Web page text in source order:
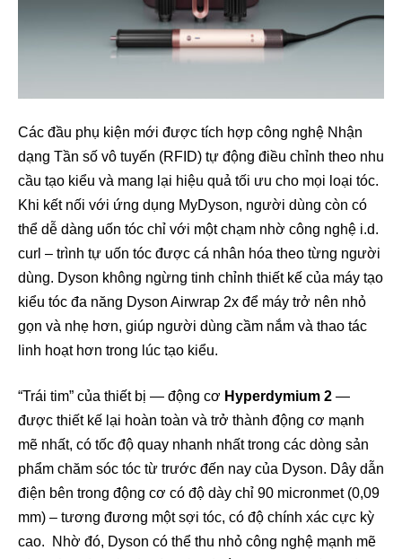
Các đầu phụ kiện mới được tích hợp công nghệ Nhận
dạng Tần số vô tuyến (RFID) tự động điều chỉnh theo nhu
cầu tạo kiểu và mang lại hiệu quả tối ưu cho mọi loại tóc.
Khi kết nối với ứng dụng MyDyson, người dùng còn có
thể dễ dàng uốn tóc chỉ với một chạm nhờ công nghệ i.d.
curl – trình tự uốn tóc được cá nhân hóa theo từng người
dùng. Dyson không ngừng tinh chỉnh thiết kế của máy tạo
kiểu tóc đa năng Dyson Airwrap 2x để máy trở nên nhỏ
gọn và nhẹ hơn, giúp người dùng cầm nắm và thao tác
linh hoạt hơn trong lúc tạo kiểu.
“Trái tim” của thiết bị — động cơ Hyperdymium 2 —
được thiết kế lại hoàn toàn và trở thành động cơ mạnh
mẽ nhất, có tốc độ quay nhanh nhất trong các dòng sản
phẩm chăm sóc tóc từ trước đến nay của Dyson. Dây dẫn
điện bên trong động cơ có độ dày chỉ 90 micronmet (0,09
mm) – tương đương một sợi tóc, có độ chính xác cực kỳ
cao. Nhờ đó, Dyson có thể thu nhỏ công nghệ mạnh mẽ